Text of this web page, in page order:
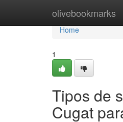
olivebookmarks
Home
Home
1
Tipos de
Cugat